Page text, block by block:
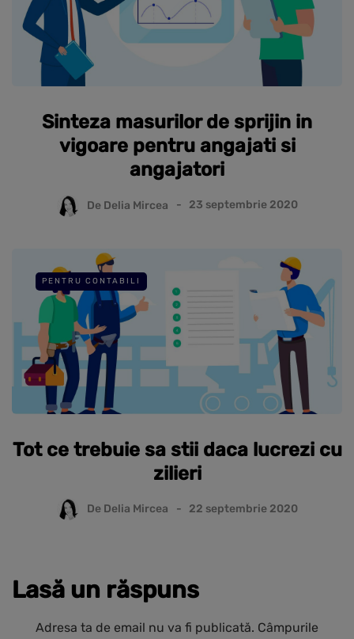
Sinteza masurilor de sprijin in
vigoare pentru angajati si
angajatori
De Delia Mircea 23 septembrie 2020
PENTRU CONTABILI
Tot ce trebuie sa stii daca lucrezi cu
zilieri
De Delia Mircea 22 septembrie 2020
Lasă un răspuns
Adresa ta de email nu va fi publicată. Câmpurile